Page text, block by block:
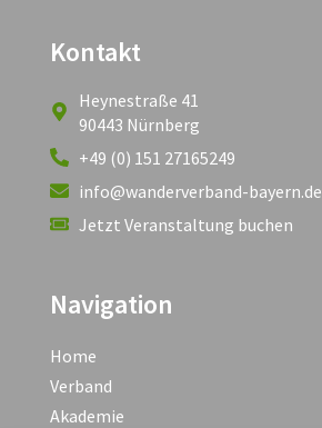
Kontakt
Heynestraße 41
90443 Nürnberg
+49 (0) 151 27165249
info@wanderverband-bayern.de
Jetzt Veranstaltung buchen
Navigation
Home
Verband
Akademie